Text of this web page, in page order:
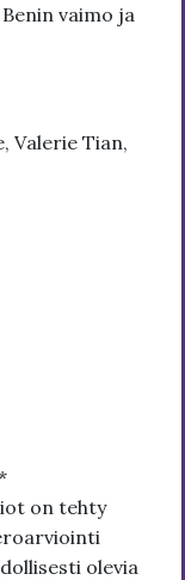
vaimo ja
Valerie Tian,
on tehty
olevia